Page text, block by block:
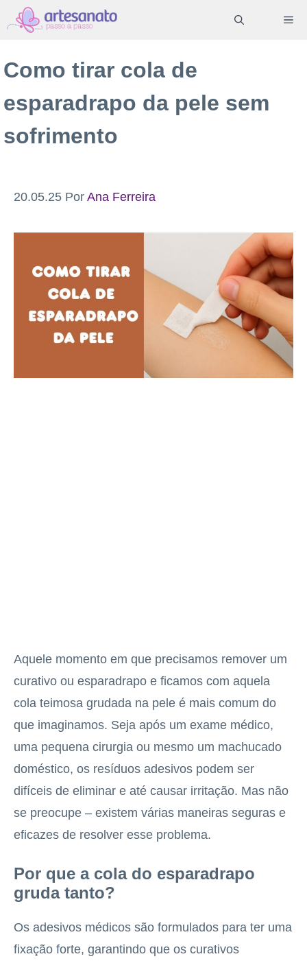
Pular
para
conteúdo
Como tirar cola de
esparadrapo da pele sem
sofrimento
20.05.25 Por Ana Ferreira
Aquele momento em que precisamos remover um
curativo ou esparadrapo e ficamos com aquela
cola teimosa grudada na pele é mais comum do
que imaginamos. Seja após um exame médico,
uma pequena cirurgia ou mesmo um machucado
doméstico, os resíduos adesivos podem ser
difíceis de eliminar e até causar irritação. Mas não
se preocupe – existem várias maneiras seguras e
eficazes de resolver esse problema.
Por que a cola do esparadrapo
gruda tanto?
Os adesivos médicos são formulados para ter uma
fixação forte, garantindo que os curativos